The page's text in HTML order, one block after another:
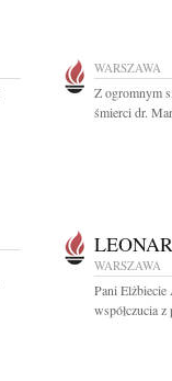
WARSZAWA
Z ogromnym
śmierci dr.
WARSZAWA
Pani
współczucia